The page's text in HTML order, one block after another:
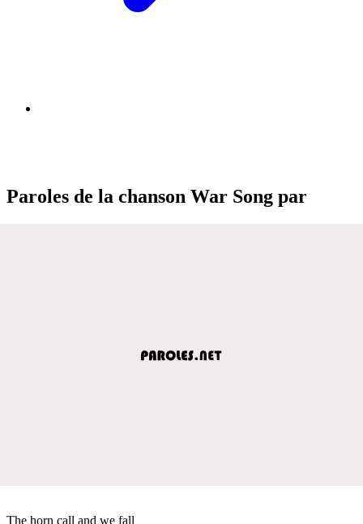
Paroles de la chanson War Song par
The horn call and we fall